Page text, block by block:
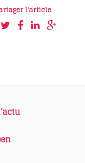
l'article